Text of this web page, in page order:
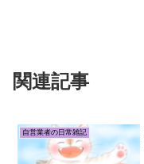
関連記事
自営業者の日常雑記